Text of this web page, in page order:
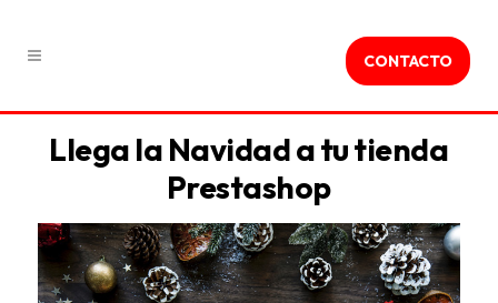
CONTACTO
Llega la Navidad a tu tienda
Prestashop